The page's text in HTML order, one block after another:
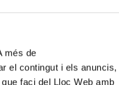
més de
el contingut i els anuncis,
faci del Lloc Web amb
És el teu primer